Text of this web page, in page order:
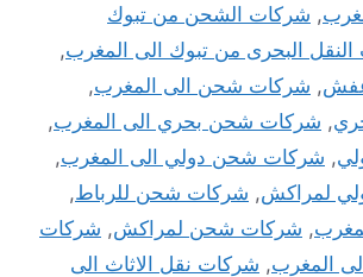
, شركات الشحن من تبوك
البحرى من تبوك الى المغرب,
, شركات شحن الى المغرب,
, شركات شحن بحري الى المغرب,
, شركات شحن دولي الى المغرب,
لمراكش, شركات شحن للرباط,
, شركات شحن لمراكش, شركات
المغرب, شركات نقل الاثاث الى